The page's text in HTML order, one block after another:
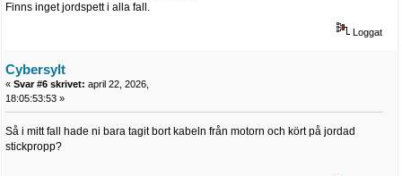
Finns inget jordspett i alla fall.
Loggat
Cybersylt
« Svar #6 skrivet: april 22, 2026,
18:05:53:53 »
Så i mitt fall hade ni bara tagit bort kabeln från motorn och kört på jordad
stickpropp?